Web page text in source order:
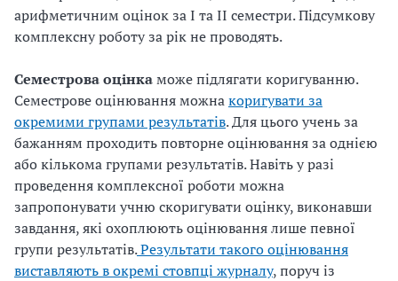
арифметичним оцінок за I та II семестри. Підсумкову
комплексну роботу за рік не проводять.
Семестрова оцінкаможе підлягати коригуванню.
Семестрове оцінювання можнакоригувати за
окремими групами результатів. Для цього учень за
бажанням проходить повторне оцінювання за однією
або кількома групами результатів. Навіть у разі
проведення комплексної роботи можна
запропонувати учню скоригувати оцінку, виконавши
завдання, які охоплюють оцінювання лише певної
групи результатів.Результати такого оцінювання
виставляють в окремі стовпці журналу, поруч із